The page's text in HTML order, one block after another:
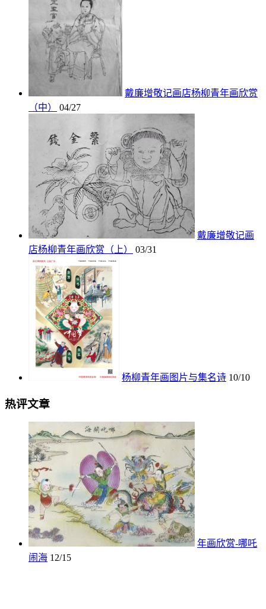
戴廉增敬记画店杨柳青年画欣赏
（中）
04/27
戴廉增敬记画
店杨柳青年画欣赏（上）
03/31
杨柳青年画图片与集名诗 10/10
热评文章
年画欣赏-哪吒
闹海 12/15